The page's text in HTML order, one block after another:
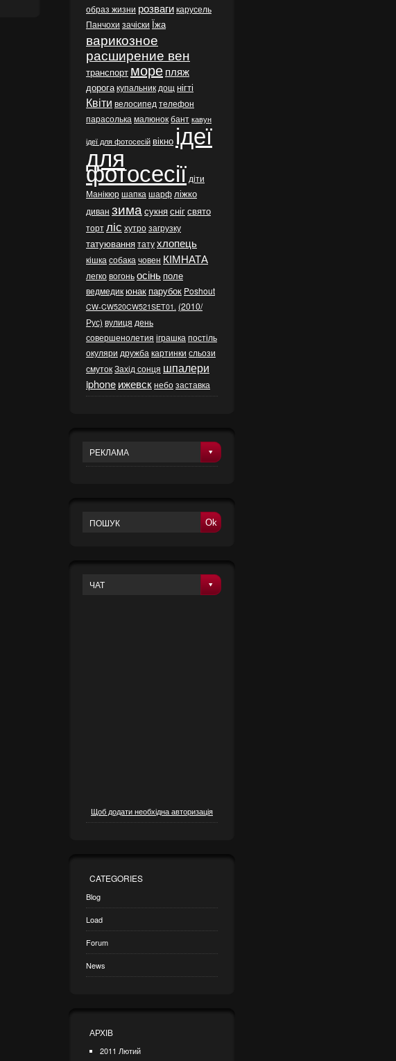
образ жизни розвагикарусель
Панчохи зачіски Їжа
варикозное
расширение вен
транспорт морепляж
дорогакупальник дощ нігті
Квіти велосипед телефон
парасолька малюнокбант кавун
ідеї для фотосесій вікноідеї
для
фотосесії діти
Манікюршапка шарфліжко
диван зима сукняснігсвято
тортліс хутрозагрузку
татуюваннятатухлопець
кішка собака човен КІМНАТА
легковогоньосінь поле
ведмедик юнак парубок Poshout
CW-CW520CW521SET01. (2010/
Рус) вулиця день
совершенолетия іграшка постіль
окуляри дружба картинки сльози
смутокЗахід сонця шпалери
iphoneижевскнебозаставка
РЕКЛАМА
Ok
ЧАТ
Щоб додати необхідна авторизація
CATEGORIES
Blog
Load
Forum
News
АРХІВ
2011 Лютий